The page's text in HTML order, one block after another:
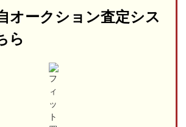
オークション査定シス
ら